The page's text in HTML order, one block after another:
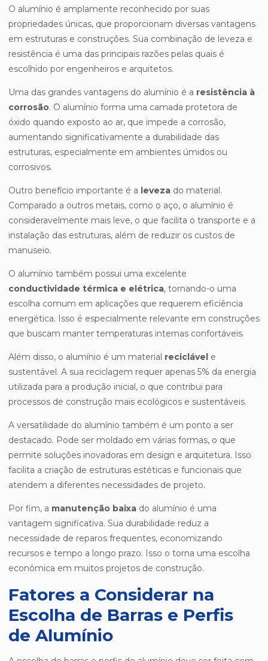
O alumínio é amplamente reconhecido por suas
propriedades únicas, que proporcionam diversas vantagens
em estruturas e construções. Sua combinação de leveza e
resistência é uma das principais razões pelas quais é
escolhido por engenheiros e arquitetos.
Uma das grandes vantagens do alumínio é a resistência à
corrosão. O alumínio forma uma camada protetora de
óxido quando exposto ao ar, que impede a corrosão,
aumentando significativamente a durabilidade das
estruturas, especialmente em ambientes úmidos ou
corrosivos.
Outro benefício importante é a leveza do material.
Comparado a outros metais, como o aço, o alumínio é
consideravelmente mais leve, o que facilita o transporte e a
instalação das estruturas, além de reduzir os custos de
manuseio.
O alumínio também possui uma excelente
conductividade térmica e elétrica, tornando-o uma
escolha comum em aplicações que requerem eficiência
energética. Isso é especialmente relevante em construções
que buscam manter temperaturas internas confortáveis.
Além disso, o alumínio é um material reciclável e
sustentável. A sua reciclagem requer apenas 5% da energia
utilizada para a produção inicial, o que contribui para
processos de construção mais ecológicos e sustentáveis.
A versatilidade do alumínio também é um ponto a ser
destacado. Pode ser moldado em várias formas, o que
permite soluções inovadoras em design e arquitetura. Isso
facilita a criação de estruturas estéticas e funcionais que
atendem a diferentes necessidades de projeto.
Por fim, a manutenção baixa do alumínio é uma
vantagem significativa. Sua durabilidade reduz a
necessidade de reparos frequentes, economizando
recursos e tempo a longo prazo. Isso o torna uma escolha
econômica em muitos projetos de construção.
Fatores a Considerar na
Escolha de Barras e Perfis
de Alumínio